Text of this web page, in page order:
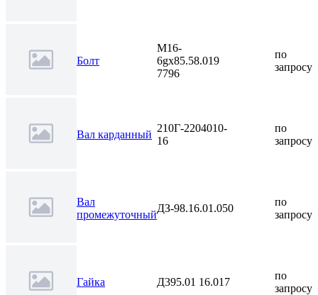
Болт
М16-
6gх85.58.019
7796
по
запросу
Вал карданный
210Г-2204010-
16
по
запросу
Вал
промежуточный
ДЗ-98.16.01.050
по
запросу
Гайка Д395.01 16.017
по
запросу